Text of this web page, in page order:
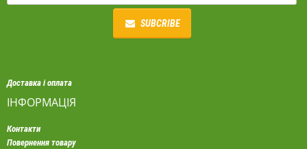
SUBCRIBE
Доставка і оплата
ІНФОРМАЦІЯ
Контакти
Повернення товару